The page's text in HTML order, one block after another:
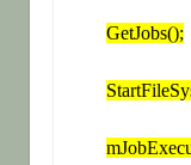
GetJobs();